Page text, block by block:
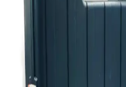
8BitDo Pro 3 Kablosuz
Değiştirilebilir Tuşlar ve
8BitDo Pro 3, değiştirilebilir ABXY
joystick teknolojisiyle farklı
deneyimi sunar. Batarya değişimi
hızı bazı kullanıcılar için sınırlamalar